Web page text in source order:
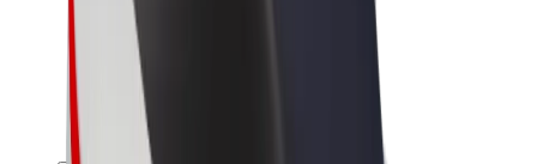
Bolt Drive
Bolt per le aziende
Bicicletta elettrica
Bolt Plus